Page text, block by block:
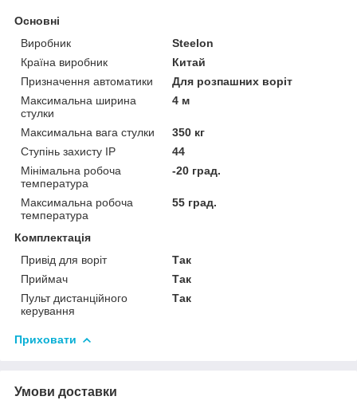
Основні
Виробник
Steelon
Країна виробник
Китай
Призначення автоматики
Для розпашних воріт
Максимальна ширина
стулки
4 м
Максимальна вага стулки
350 кг
Ступінь захисту IP
44
Мінімальна робоча
температура
-20 град.
Максимальна робоча
температура
55 град.
Комплектація
Привід для воріт
Так
Приймач
Так
Пульт дистанційного
керування
Так
Приховати
Умови доставки